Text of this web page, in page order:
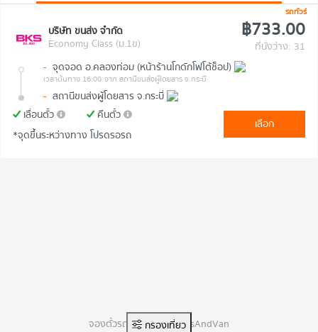
รถทัวร์
บริษัท ขนส่ง จำกัด
Economy Class (ม.1ข)
฿733.00
ที่นั่งว่าง: 31
- จุดจอด อ.คลองท่อม (หน้าร้านโกดักโฟโต้ช็อป)
เวลาต้นทาง 16:00 จาก สถานีขนส่งผู้โดยสาร จ.กระบี่
- สถานีขนส่งผู้โดยสาร จ.กระบี่
เลื่อนตั๋ว
คืนตั๋ว
*จุดขึ้นระหว่างทาง โปรดรอรถ
เลือก
กรองเที่ยว
จองตั๋วรถทัวร์ออนไลน์ BusAndVan